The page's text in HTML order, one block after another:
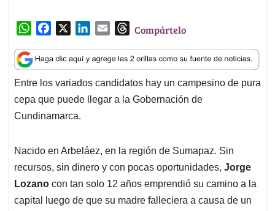
W
a
t
s
A
p
c
e
b
o
o
n
k
e
d
a
i
l
T
r
e
a
d
Compártelo
Entre los variados candidatos hay un campesino de pura
cepa que puede llegar a la Gobernación de
Cundinamarca.
Nacido en Arbeláez, en la región de Sumapaz. Sin
recursos, sin dinero y con pocas oportunidades, Jorge
Lozano con tan solo 12 años emprendió su camino a la
capital luego de que su madre falleciera a causa de un